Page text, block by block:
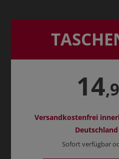
14
Versandkostenfrei
Sofort verfügbar